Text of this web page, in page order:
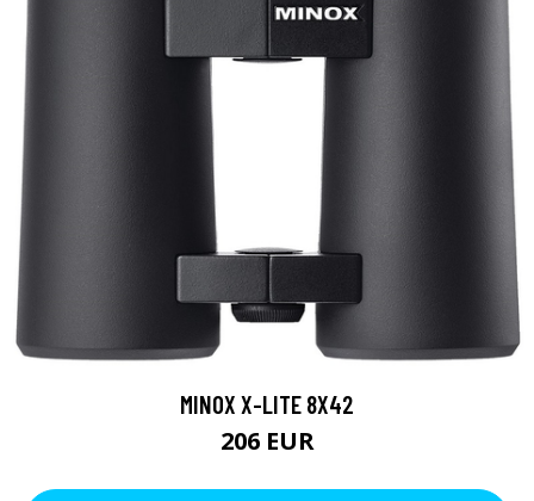
MINOX X-LITE 8X42
206 EUR